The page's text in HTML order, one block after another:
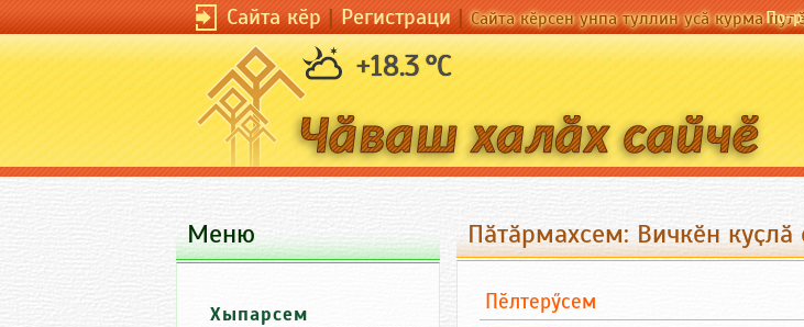
Сайта кӗр|Регистраци|Сайта кӗрсен унпа туллин усӑ курмаПо-
+18.3 °C
Пӑтӑрмахсем: Вичкӗн куҫлӑ
Пӗлтерӳсем
Меню
Хыпарсем